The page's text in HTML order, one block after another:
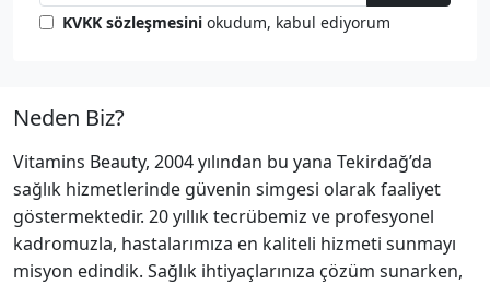
KVKK sözleşmesini okudum, kabul ediyorum
Neden Biz?
Vitamins Beauty, 2004 yılından bu yana Tekirdağ’da
sağlık hizmetlerinde güvenin simgesi olarak faaliyet
göstermektedir. 20 yıllık tecrübemiz ve profesyonel
kadromuzla, hastalarımıza en kaliteli hizmeti sunmayı
misyon edindik. Sağlık ihtiyaçlarınıza çözüm sunarken,